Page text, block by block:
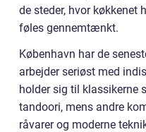
de steder, hvor køkkenet
føles gennemtænkt.
København har de
arbejder seriøst med
holder sig til klassikerne
tandoori, mens andre
råvarer og moderne